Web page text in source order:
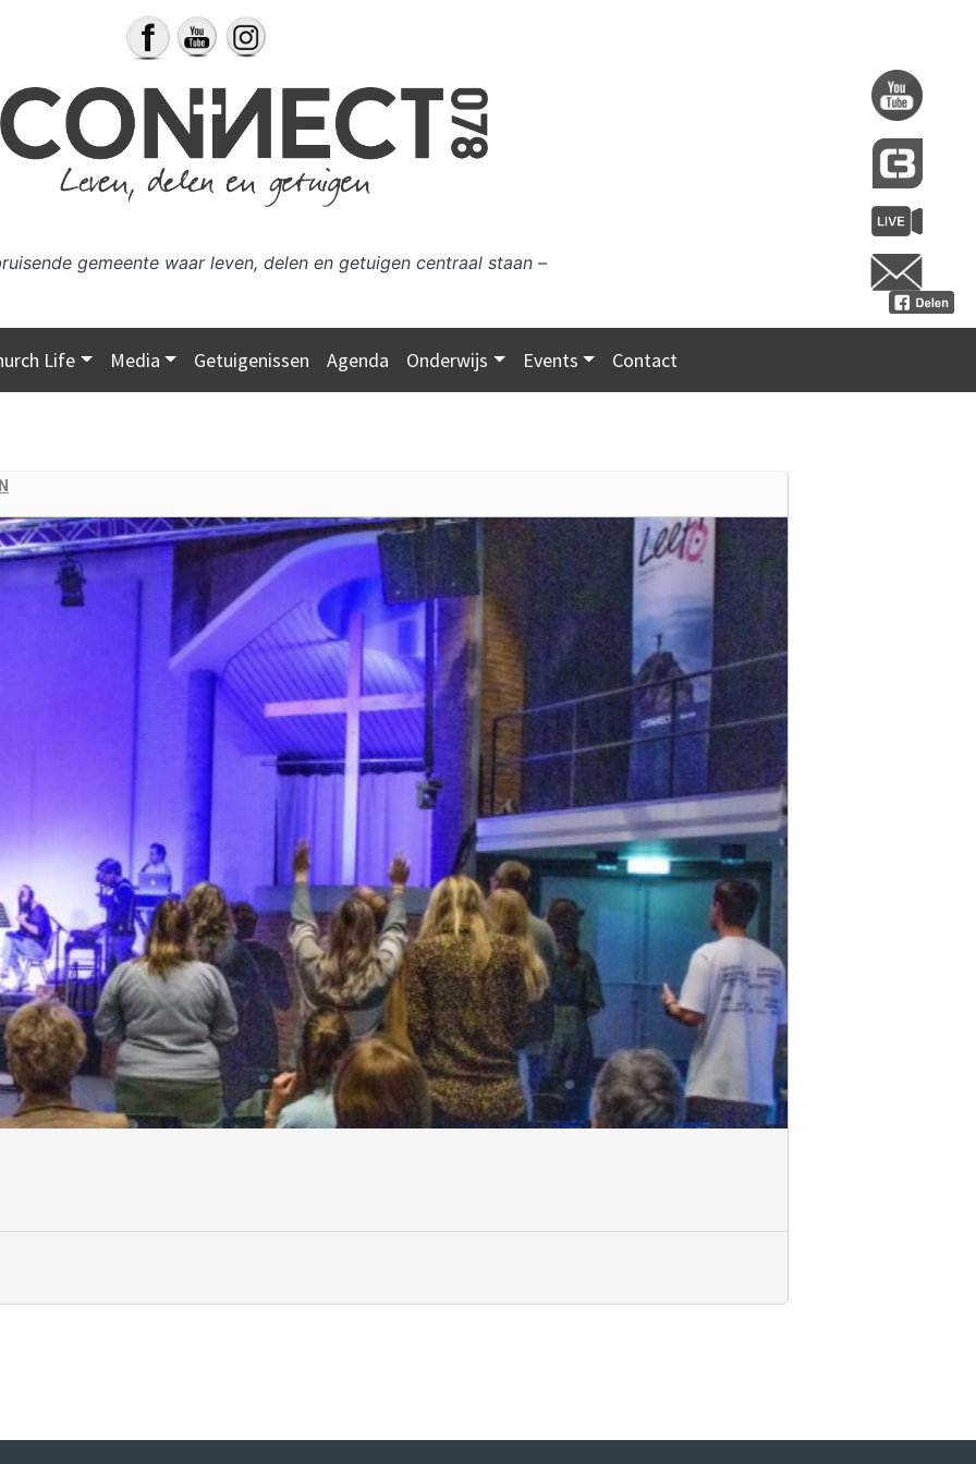
gemeente waar leven, delen en getuigen centraal staan –
Life Media Getuigenissen Agenda Onderwijs Events Contact